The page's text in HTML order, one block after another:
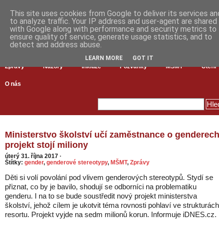
Zprávy Názory Inkluze Pozvánky MŠMT Čtení
O nás
Ministerstvo školství učí zaměstnance o
projekt stojí miliony
úterý 31. října 2017 ·
Štítky: gender, genderové stereotypy, MŠMT, Zprávy
Děti si volí povolání pod vlivem genderových stereotypů. Stydí se
přiznat, co by je bavilo, shodují se odborníci na problematiku
genderu. I na to se bude soustředit nový projekt ministerstva
školství, jehož cílem je ukotvit téma rovnosti pohlaví ve strukturách
resortu. Projekt vyjde na sedm milionů korun. Informuje iDNES.cz.
This site uses cookies from Google to deliver its services
to analyze traffic. Your IP address and user-agent are shared
with Google along with performance and security metrics to
ensure quality of service, generate usage statistics, and to
detect and address abuse.
LEARN MORE GOT IT